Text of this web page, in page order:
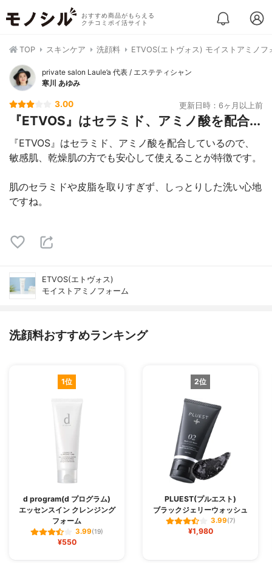
おすすめ商品がもらえる
クチコミポイ活サイト
TOP スキンケア 洗顔料 ETVOS(エトヴォス) モイストアミノフ
private salon Laule’a 代表 / エステティシャン
寒川 あゆみ
3.00 更新日時：6ヶ月以上前
『ETVOS』はセラミド、アミノ酸を配合...
『ETVOS』はセラミド、アミノ酸を配合しているので、
敏感肌、乾燥肌の方でも安心して使えることが特徴です。
肌のセラミドや皮脂を取りすぎず、しっとりした洗い心地
ですね。
ETVOS(エトヴォス)
モイストアミノフォーム
洗顔料おすすめランキング
1位
d program(d プログラム)
エッセンスイン クレンジング
フォーム
3.99(19)
¥550
2位
PLUEST(プルエスト)
ブラックジェリーウォッシュ
3.99(7)
¥1,980